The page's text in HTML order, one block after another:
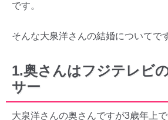
です。
そんな大泉洋さんの結婚についてで
1.奥さんはフジテレビ
サー
大泉洋さんの奥さんですが3歳年上